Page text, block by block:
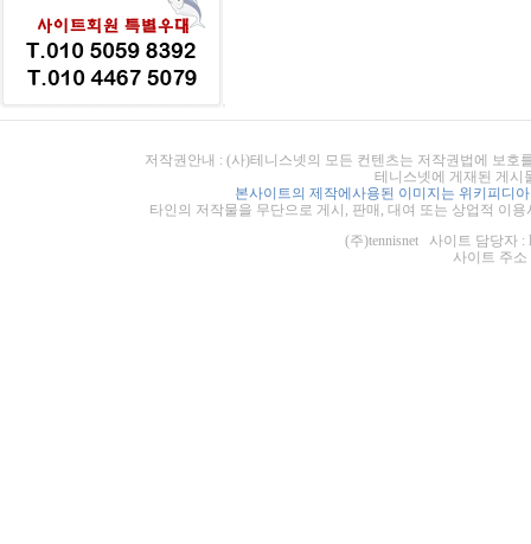
저작권안내 : (사)테니스넷의 모든 컨텐츠는 저작권법에 보
테니스넷에 게재된 게시
본사이트의 제작에사용된 이미지는 위키피디
타인의 저작물을 무단으로 게시, 판매, 대여 또는 상업적 이
(주)tennisnet 사이트 담당자 :
사이트 주